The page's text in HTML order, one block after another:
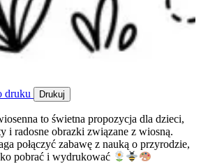
druku Drukuj
to świetna propozycja dla dzieci,
i radosne obrazki związane z wiosną.
połączyć zabawę z nauką o przyrodzie,
pobrać i wydrukować